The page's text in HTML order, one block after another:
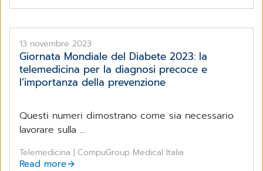
13 novembre 2023
Giornata Mondiale del Diabete 2023: la
telemedicina per la diagnosi precoce e
l’importanza della prevenzione
Questi numeri dimostrano come sia necessario
lavorare sulla ...
Telemedicina | CompuGroup Medical Italia
Read more